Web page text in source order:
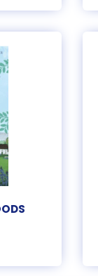
OF TWO
i kurv